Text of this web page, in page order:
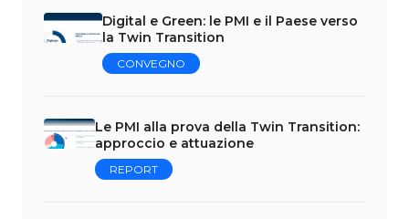
Digital e Green: le PMI e il Paese verso
la Twin Transition
CONVEGNO
Le PMI alla prova della Twin Transition:
approccio e attuazione
REPORT